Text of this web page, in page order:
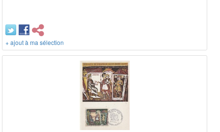
+ ajout à ma sélection